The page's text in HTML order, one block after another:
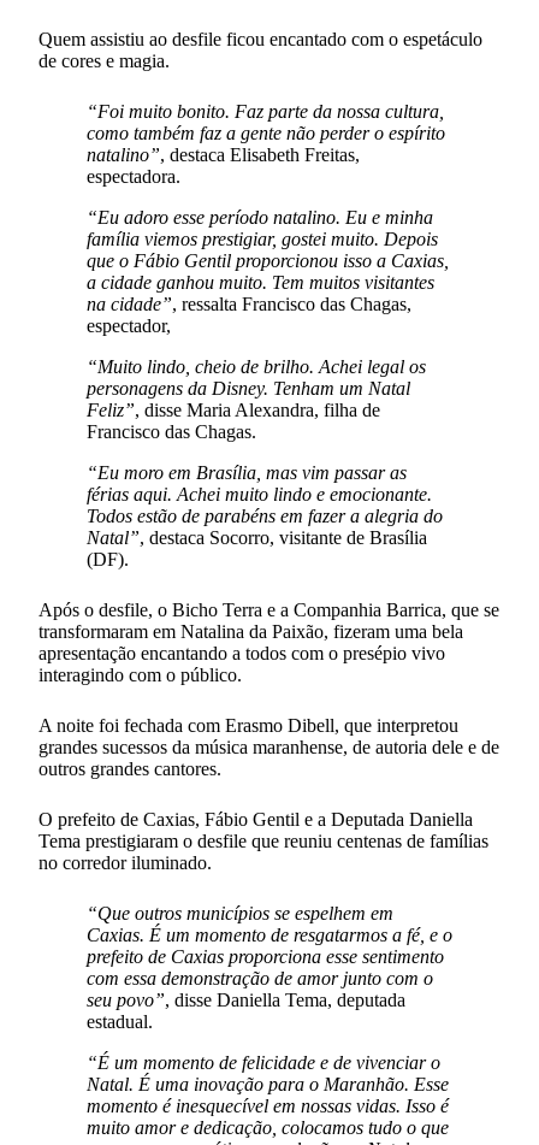
Quem assistiu ao desfile ficou encantado com o espetáculo
de cores e magia.
“Foi muito bonito. Faz parte da nossa cultura,
como também faz a gente não perder o espírito
natalino”, destaca Elisabeth Freitas,
espectadora.
“Eu adoro esse período natalino. Eu e minha
família viemos prestigiar, gostei muito. Depois
que o Fábio Gentil proporcionou isso a Caxias,
a cidade ganhou muito. Tem muitos visitantes
na cidade”, ressalta Francisco das Chagas,
espectador,
“Muito lindo, cheio de brilho. Achei legal os
personagens da Disney. Tenham um Natal
Feliz”, disse Maria Alexandra, filha de
Francisco das Chagas.
“Eu moro em Brasília, mas vim passar as
férias aqui. Achei muito lindo e emocionante.
Todos estão de parabéns em fazer a alegria do
Natal”, destaca Socorro, visitante de Brasília
(DF).
Após o desfile, o Bicho Terra e a Companhia Barrica, que se
transformaram em Natalina da Paixão, fizeram uma bela
apresentação encantando a todos com o presépio vivo
interagindo com o público.
A noite foi fechada com Erasmo Dibell, que interpretou
grandes sucessos da música maranhense, de autoria dele e de
outros grandes cantores.
O prefeito de Caxias, Fábio Gentil e a Deputada Daniella
Tema prestigiaram o desfile que reuniu centenas de famílias
no corredor iluminado.
“Que outros municípios se espelhem em
Caxias. É um momento de resgatarmos a fé, e o
prefeito de Caxias proporciona esse sentimento
com essa demonstração de amor junto com o
seu povo”, disse Daniella Tema, deputada
estadual.
“É um momento de felicidade e de vivenciar o
Natal. É uma inovação para o Maranhão. Esse
momento é inesquecível em nossas vidas. Isso é
muito amor e dedicação, colocamos tudo o que